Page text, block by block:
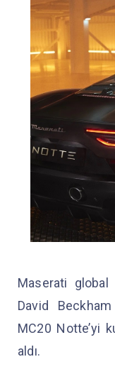
Maserati
David
MC20 Notte’yi
aldı.